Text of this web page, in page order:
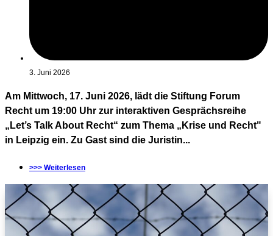
3. Juni 2026
Am Mittwoch, 17. Juni 2026, lädt die Stiftung Forum
Recht um 19:00 Uhr zur interaktiven Gesprächsreihe
„Let’s Talk About Recht“ zum Thema „Krise und Recht"
in Leipzig ein. Zu Gast sind die Juristin...
>>> Weiterlesen